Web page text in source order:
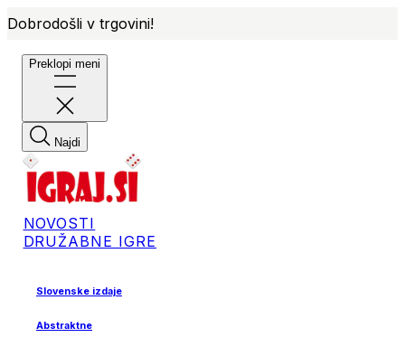
Dobrodošli v trgovini!
Preklopi meni
Najdi
NOVOSTI
DRUŽABNE IGRE
Slovenske izdaje
Abstraktne